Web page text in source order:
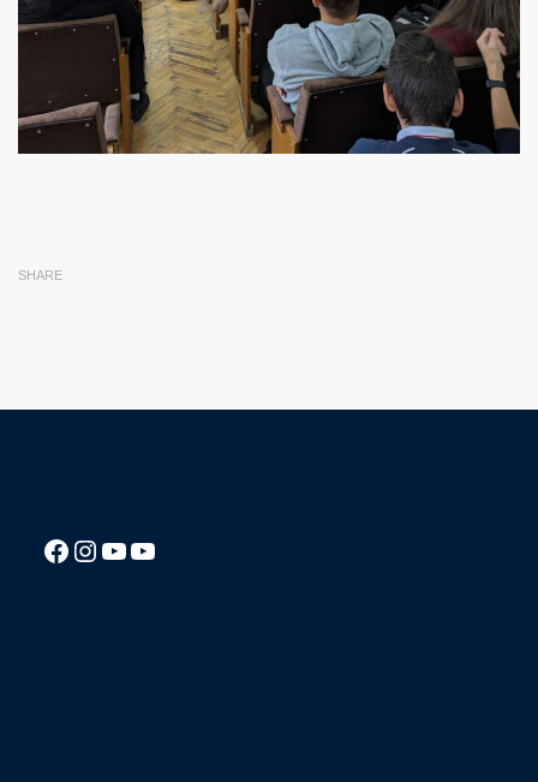
SHARE
Посилання на Facebook сторінку ліцею
Instagram
Посилання на YouTube канал ліцеюПосилання на YouTube канал ліцею